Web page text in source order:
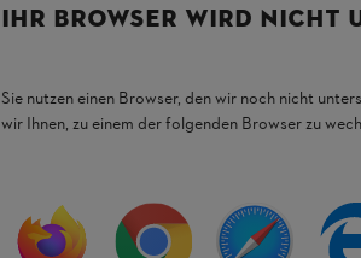
IHR BROWSER WIRD NICHT
Sie nutzen einen Browser, den wir noch nicht
wir Ihnen, zu einem der folgenden Browser zu